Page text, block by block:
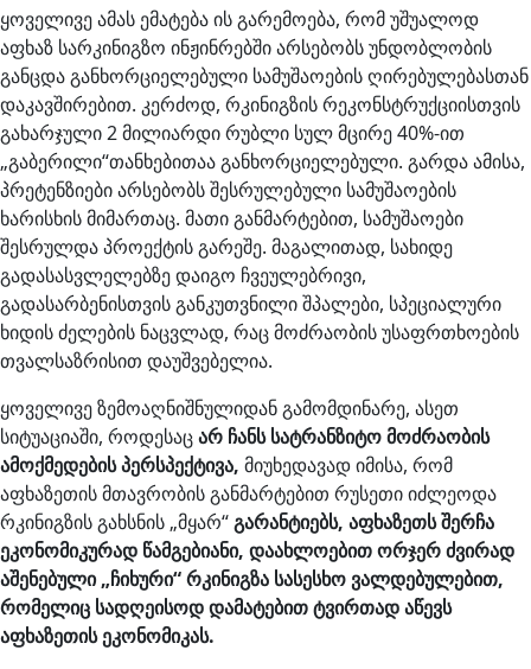
ყოველივე ამას ემატება ის გარემოება, რომ უშუალოდ
აფხაზ სარკინიგზო ინჟინრებში არსებობს უნდობლობის
განცდა განხორციელებული სამუშაოების ღირებულებასთან
დაკავშირებით. კერძოდ, რკინიგზის რეკონსტრუქციისთვის
გახარჯული 2 მილიარდი რუბლი სულ მცირე 40%-ით
„გაბერილი“თანხებითაა განხორციელებული. გარდა ამისა,
პრეტენზიები არსებობს შესრულებული სამუშაოების
ხარისხის მიმართაც. მათი განმარტებით, სამუშაოები
შესრულდა პროექტის გარეშე. მაგალითად, სახიდე
გადასასვლელებზე დაიგო ჩვეულებრივი,
გადასარბენისთვის განკუთვნილი შპალები, სპეციალური
ხიდის ძელების ნაცვლად, რაც მოძრაობის უსაფრთხოების
თვალსაზრისით დაუშვებელია.
ყოველივე ზემოაღნიშნულიდან გამომდინარე, ასეთ
სიტუაციაში, როდესაცარ ჩანს სატრანზიტო მოძრაობის
ამოქმედების პერსპექტივა, მიუხედავად იმისა, რომ
აფხაზეთის მთავრობის განმარტებით რუსეთი იძლეოდა
რკინიგზის გახსნის „მყარ“გარანტიებს, აფხაზეთს შერჩა
ეკონომიკურად წამგებიანი, დაახლოებით ორჯერ ძვირად
აშენებული „ჩიხური“ რკინიგზა სასესხო ვალდებულებით,
რომელიც სადღეისოდ დამატებით ტვირთად აწევს
აფხაზეთის ეკონომიკას.